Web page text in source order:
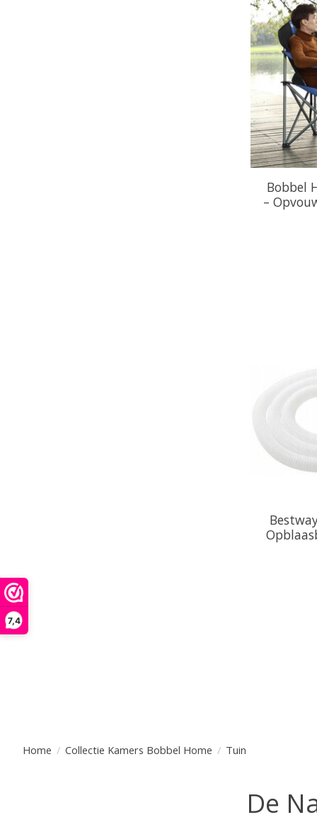
7,4
Home / Collectie Kamers Bobbel Home / Tuin
De
Bobbel
–